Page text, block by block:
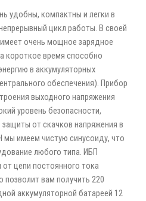
удобны, компактны и легки в
цикл работы. В своей
очень мощное зарядное
короткое время способно
в аккумуляторных
обеспечения). Прибор
выходного напряжения
уровень безопасности,
от скачков напряжения в
имеем чистую синусоиду, что
любого типа. ИБП
от цепи постоянного тока
позволит вам получить 220
аккумуляторной батареей 12